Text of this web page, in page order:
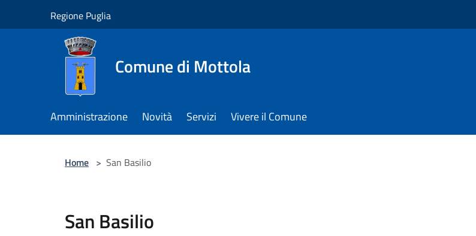
Regione Puglia
Comune di Mottola
Amministrazione Novità Servizi Vivere il Comune
Home > San Basilio
San Basilio